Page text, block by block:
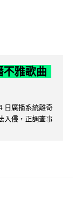
不雅歌曲
日廣播系統離奇
入侵，正調查事